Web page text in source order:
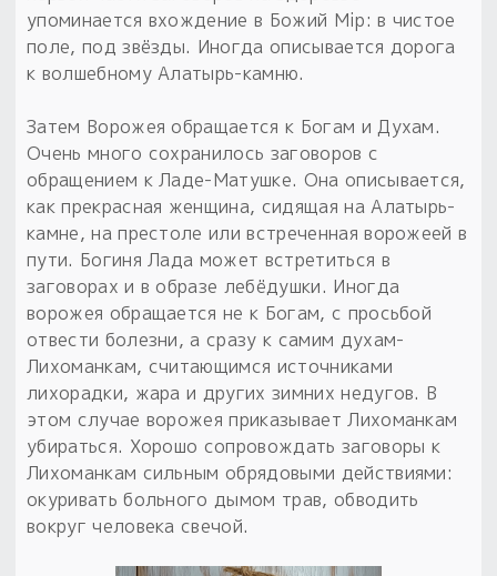
Товары со скидкой
Новинки
Товары недели
Безоплатная доставка
на заказ от 4 тыс. руб. со скидкой
Оберег в подарок
к заказу от 3 тыс. руб.
упоминается вхождение в Божий Мiр: в чистое
поле, под звёзды. Иногда описывается дорога
к волшебному Алатырь-камню.
Затем Ворожея обращается к Богам и Духам.
Очень много сохранилось заговоров с
обращением к Ладе-Матушке. Она описывается,
как прекрасная женщина, сидящая на Алатырь-
камне, на престоле или встреченная ворожеей в
пути. Богиня Лада может встретиться в
заговорах и в образе лебёдушки. Иногда
ворожея обращается не к Богам, с просьбой
отвести болезни, а сразу к самим духам-
Лихоманкам, считающимся источниками
лихорадки, жара и других зимних недугов. В
этом случае ворожея приказывает Лихоманкам
убираться. Хорошо сопровождать заговоры к
Лихоманкам сильным обрядовыми действиями:
окуривать больного дымом трав, обводить
вокруг человека свечой.